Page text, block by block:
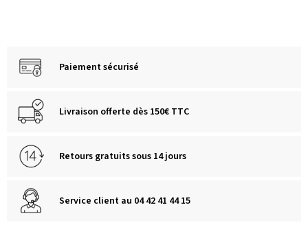
Paiement sécurisé
Livraison offerte dès 150€ TTC
Retours gratuits sous 14 jours
Service client au 04 42 41 44 15